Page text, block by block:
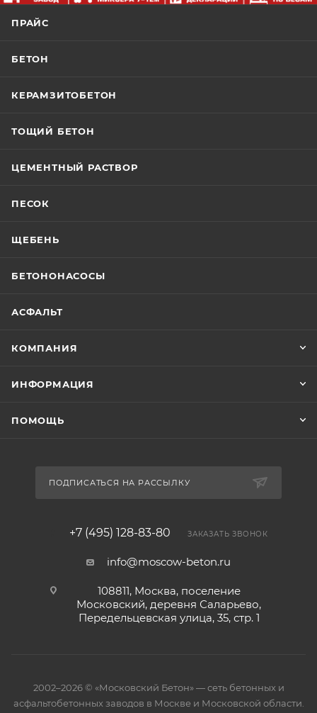
ПРАЙС
БЕТОН
КЕРАМЗИТОБЕТОН
ТОЩИЙ БЕТОН
ЦЕМЕНТНЫЙ РАСТВОР
ПЕСОК
ЩЕБЕНЬ
БЕТОНОНАСОСЫ
АСФАЛЬТ
КОМПАНИЯ
ИНФОРМАЦИЯ
ПОМОЩЬ
ПОДПИСАТЬСЯ НА РАССЫЛКУ
+7 (495) 128-83-80 ЗАКАЗАТЬ ЗВОНОК
info@moscow-beton.ru
108811, Москва, поселение
Московский, деревня Саларьево,
Передельцевская улица, 35, стр. 1
2002–2026 © «Московский Бетон» — сеть бетонных и
асфальтобетонных заводов в Москве и Московской области.